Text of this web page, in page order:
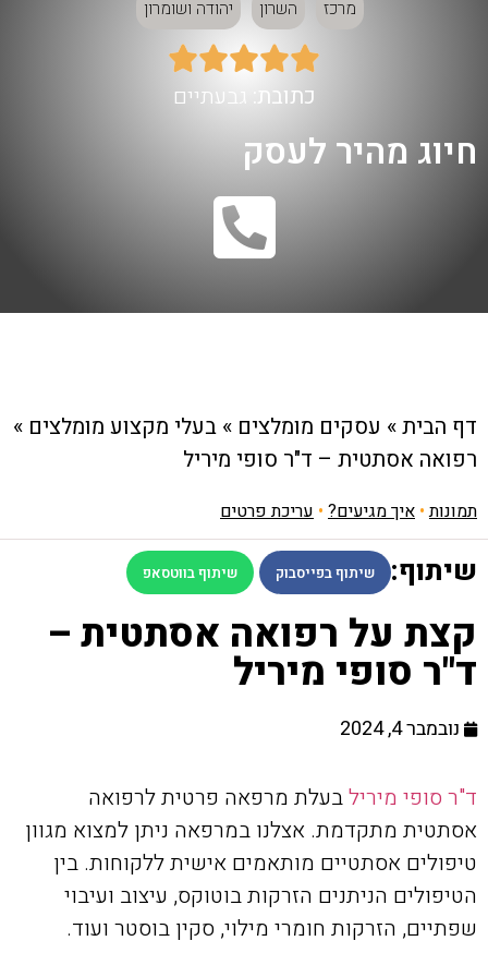
מרכז השרון יהודה ושומרון





כתובת: גבעתיים
חיוג מהיר לעסק
דף הבית» עסקים מומלצים » בעלי מקצוע מומלצים »
רפואה אסתטית – ד"ר סופי מיריל
תמונות• איך מגיעים? • עריכת פרטים
שיתוף: שיתוף בפייסבוק שיתוף בווטסאפ
קצת על רפואה אסתטית –
ד"ר סופי מיריל
נובמבר 4, 2024
ד"ר סופי מירילבעלת מרפאה פרטית לרפואה
אסתטית מתקדמת. אצלנו במרפאה ניתן למצוא מגוון
טיפולים אסתטיים מותאמים אישית ללקוחות. בין
הטיפולים הניתנים הזרקות בוטוקס, עיצוב ועיבוי
שפתיים, הזרקות חומרי מילוי, סקין בוסטר ועוד.